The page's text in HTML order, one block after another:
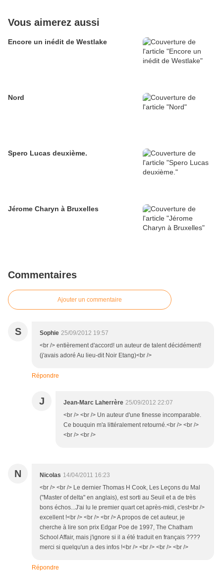
Vous aimerez aussi
Encore un inédit de Westlake
Nord
Spero Lucas deuxième.
Jérome Charyn à Bruxelles
Commentaires
Ajouter un commentaire
S Sophie 25/09/2012 19:57
<br /> entièrement d'accord! un auteur de talent décidément!
(j'avais adoré Au lieu-dit Noir Etang)<br />
Répondre
J Jean-Marc Laherrère 25/09/2012 22:07
<br /> <br /> Un auteur d'une finesse incomparable.
Ce bouquin m'a littéralement retourné.<br /> <br />
<br /> <br />
N Nicolas 14/04/2011 16:23
<br /> <br /> Le dernier Thomas H Cook, Les Leçons du Mal
("Master of delta" en anglais), est sorti au Seuil et a de très
bons échos...J'ai lu le premier quart cet après-midi, c'est<br />
excellent !<br /> <br /> <br /> A propos de cet auteur, je
cherche à lire son prix Edgar Poe de 1997, The Chatham
School Affair, mais j'ignore si il a été traduit en français ????
merci si quelqu'un a des infos !<br /> <br /> <br /> <br />
Répondre